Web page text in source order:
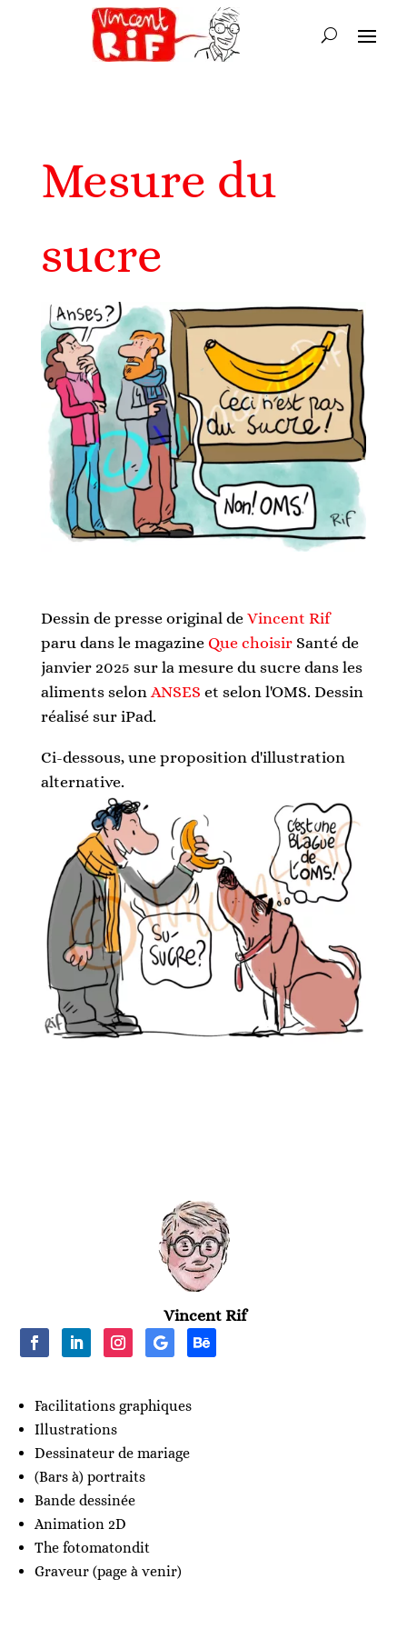
Mesure du
sucre
Dessin de presse original de Vincent Rif
paru dans le magazine Que choisirSanté de
janvier 2025 sur la mesure du sucre dans les
aliments selon ANSES et selon l'OMS. Dessin
réalisé sur iPad.
Ci-dessous, une proposition d'illustration
alternative.
Vincent Rif
Facilitations graphiques
Illustrations
Dessinateur de mariage
(Bars à) portraits
Bande dessinée
Animation 2D
The fotomatondit
Graveur (page à venir)